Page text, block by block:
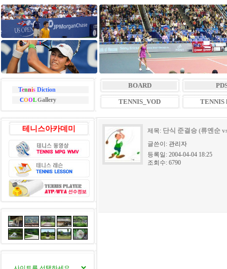
TennisDiction
COOLGallery
BOARD
TENNIS_VOD TENNIS
테니스아카데미 제목: 단식 준결승 (류옌순
글쓴이: 관리자
등록일: 2004-04-04 18:25
조회수: 6790